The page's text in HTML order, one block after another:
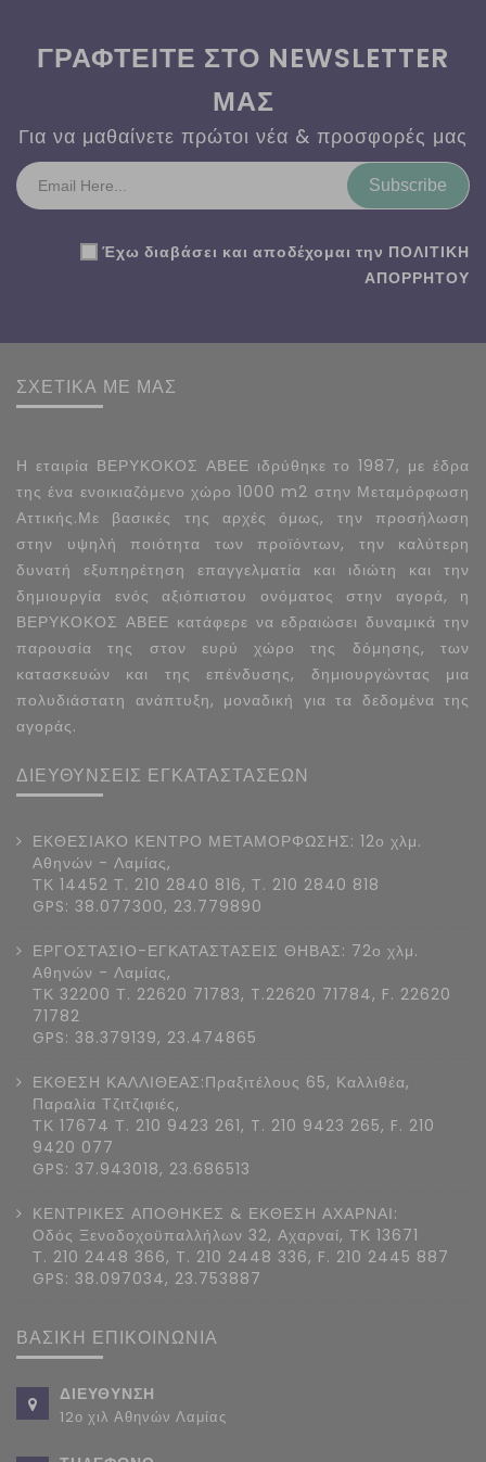
ΓΡΑΦΤΕΙΤΕ ΣΤΟ NEWSLETTER
ΜΑΣ
Για να μαθαίνετε πρώτοι νέα & προσφορές μας
Subscribe
Έχω διαβάσει και αποδέχομαι την ΠΟΛΙΤΙΚΗ
ΑΠΟΡΡΗΤΟΥ
ΣΧΕΤΙΚΑ ΜΕ ΜΑΣ
Η εταιρία ΒΕΡΥΚΟΚΟΣ ΑΒΕΕ ιδρύθηκε το 1987, με έδρα
της ένα ενοικιαζόμενο χώρο 1000 m2 στην Μεταμόρφωση
Αττικής.Με βασικές της αρχές όμως, την προσήλωση
στην υψηλή ποιότητα των προϊόντων, την καλύτερη
δυνατή εξυπηρέτηση επαγγελματία και ιδιώτη και την
δημιουργία ενός αξιόπιστου ονόματος στην αγορά, η
ΒΕΡΥΚΟΚΟΣ ΑΒΕΕ κατάφερε να εδραιώσει δυναμικά την
παρουσία της στον ευρύ χώρο της δόμησης, των
κατασκευών και της επένδυσης, δημιουργώντας μια
πολυδιάστατη ανάπτυξη, μοναδική για τα δεδομένα της
αγοράς.
ΔΙΕΥΘΥΝΣΕΙΣ ΕΓΚΑΤΑΣΤΑΣΕΩΝ
ΕΚΘΕΣΙΑΚΟ ΚΕΝΤΡΟ ΜΕΤΑΜΟΡΦΩΣΗΣ: 12ο χλμ.
Αθηνών - Λαμίας,
ΤΚ 14452 Τ. 210 2840 816, Τ. 210 2840 818
GPS: 38.077300, 23.779890
ΕΡΓΟΣΤΑΣΙΟ-ΕΓΚΑΤΑΣΤΑΣΕΙΣ ΘΗΒΑΣ: 72ο χλμ.
Αθηνών - Λαμίας,
ΤΚ 32200 Τ. 22620 71783, T.22620 71784, F. 22620
71782
GPS: 38.379139, 23.474865
ΕΚΘΕΣΗ ΚΑΛΛΙΘΕΑΣ:Πραξιτέλους 65, Καλλιθέα,
Παραλία Τζιτζιφιές,
ΤΚ 17674 Τ. 210 9423 261, T. 210 9423 265, F. 210
9420 077
GPS: 37.943018, 23.686513
ΚΕΝΤΡΙΚΕΣ ΑΠΟΘΗΚΕΣ & ΕΚΘΕΣΗ ΑΧΑΡΝΑΙ:
Οδός Ξενοδοχοϋπαλλήλων 32, Αχαρναί, ΤΚ 13671
Τ. 210 2448 366, T. 210 2448 336, F. 210 2445 887
GPS: 38.097034, 23.753887
ΒΑΣΙΚΗ ΕΠΙΚΟΙΝΩΝΙΑ
ΔΙΕΥΘΥΝΣΗ
12ο χιλ Αθηνών Λαμίας